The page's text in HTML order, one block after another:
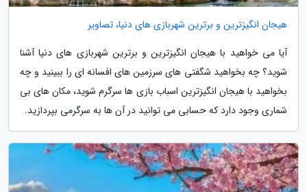
هیجان انگیزترین و برترین شهربازی های دنیا، تصاویر
آیا می خواهید با هیجان انگیزترین و برترین شهربازی های دنیا آشنا
شوید؟ چه بخواهید شگفتی های سرزمین های افسانه ای را ببینید و چه
بخواهید با هیجان انگیزترین اسباب بازی ها سرگرم شوید، مکان های بی
شماری وجود دارد که حسابی می توانید در آن ها به سرگرمی بپردازید.